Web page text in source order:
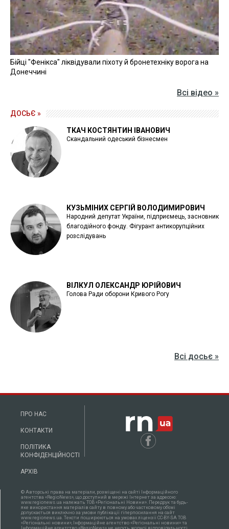
Бійці "Фенікса" ліквідували піхоту й бронетехніку ворога на
Донеччині
Всі відео »
ДОСЬЄ »
ТКАЧ КОСТЯНТИН ІВАНОВИЧ
Скандальний одеський бізнесмен
КУЗЬМІНИХ СЕРГІЙ ВОЛОДИМИРОВИЧ
Народний депутат України, підприємець, засновник
благодійного фонду. Фігурант антикорупційних
розслідувань
ВІЛКУЛ ОЛЕКСАНДР ЮРІЙОВИЧ
Голова Ради оборони Кривого Рогу
Всі досьє »
ПРО НАС
КОНТАКТИ
ПОЛІТИКА
КОНФІДЕНЦІЙНОСТІ
АРХІВ
© Авторські права на матеріали, розміщені на сайті Інформаційного
агентства «RegioNews», що доступний в мережі Інтернет за адресою:
www.regionews.ua належать ТОВ «Регіональні Новини». Передрук та будь-
яке використання матеріалів сайту в повному або частковому об'ємі
допускається виключно за умови публікації гіперпосилання на сайт
www.regionews.ua. Тексти поширюються нa умовах ліцензії CC-BY-SA ТОВ
«Регіональні новини», Інформаційне агентство «Регіональні новини» та
Інформаційне агентство «RegioNews» не несуть жодної відповідальності